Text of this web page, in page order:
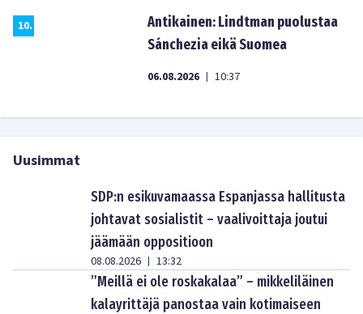
10.
Antikainen: Lindtman puolustaa
Sánchezia eikä Suomea
06.08.2026 | 10:37
Uusimmat
SDP:n esikuvamaassa Espanjassa hallitusta
johtavat sosialistit – vaalivoittaja joutui
jäämään oppositioon
08.08.2026 | 13:32
”Meillä ei ole roskakalaa” – mikkeliläinen
kalayrittäjä panostaa vain kotimaiseen